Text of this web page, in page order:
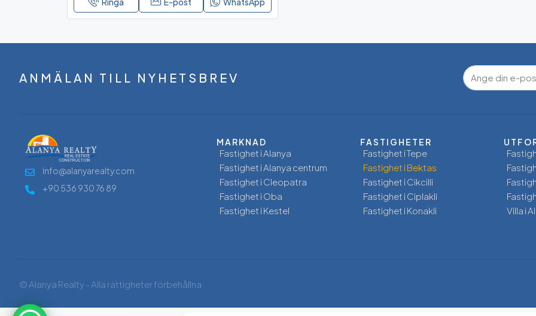
ANMÄLAN TILL NYHETSBREV
info@alanyarealty.com
+90 536 930 76 89
MARKNAD
Fastighet i Alanya
Fastighet i Alanya centrum
Fastighet i Cleopatra
Fastighet i Oba
Fastighet i Kestel
FASTIGHETER
Fastighet i Tepe
Fastighet i Bektas
Fastighet i Cikcilli
Fastighet i Ciplakli
Fastighet i Konakli
Villa i
© Alanya Realty - Alla rättigheter förbehållna